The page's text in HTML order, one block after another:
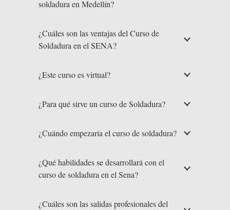
soldadura en Medellín?
¿Cuáles son las ventajas del Curso de
Soldadura en el SENA?
¿Este curso es virtual?
¿Para qué sirve un curso de Soldadura?
¿Cuándo empezaría el curso de soldadura?
¿Qué habilidades se desarrollará con el
curso de soldadura en el Sena?
¿Cuáles son las salidas profesionales del